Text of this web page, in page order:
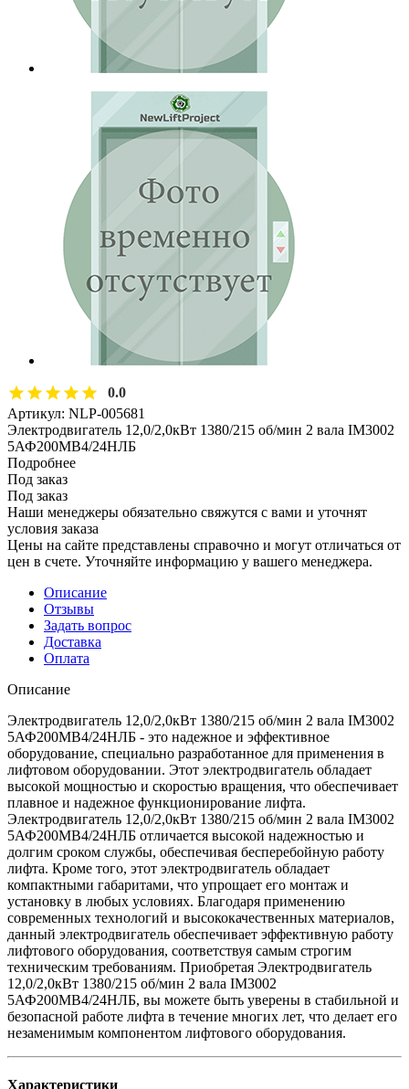
0.0
Артикул: NLP-005681
Электродвигатель 12,0/2,0кВт 1380/215 об/мин 2 вала IM3002
5АФ200МВ4/24НЛБ
Подробнее
Под заказ
Под заказ
Наши менеджеры обязательно свяжутся с вами и уточнят
условия заказа
Цены на сайте представлены справочно и могут отличаться от
цен в счете. Уточняйте информацию у вашего менеджера.
Описание
Отзывы
Задать вопрос
Доставка
Оплата
Описание
Электродвигатель 12,0/2,0кВт 1380/215 об/мин 2 вала IM3002
5АФ200МВ4/24НЛБ - это надежное и эффективное
оборудование, специально разработанное для применения в
лифтовом оборудовании. Этот электродвигатель обладает
высокой мощностью и скоростью вращения, что обеспечивает
плавное и надежное функционирование лифта.
Электродвигатель 12,0/2,0кВт 1380/215 об/мин 2 вала IM3002
5АФ200МВ4/24НЛБ отличается высокой надежностью и
долгим сроком службы, обеспечивая бесперебойную работу
лифта. Кроме того, этот электродвигатель обладает
компактными габаритами, что упрощает его монтаж и
установку в любых условиях. Благодаря применению
современных технологий и высококачественных материалов,
данный электродвигатель обеспечивает эффективную работу
лифтового оборудования, соответствуя самым строгим
техническим требованиям. Приобретая Электродвигатель
12,0/2,0кВт 1380/215 об/мин 2 вала IM3002
5АФ200МВ4/24НЛБ, вы можете быть уверены в стабильной и
безопасной работе лифта в течение многих лет, что делает его
незаменимым компонентом лифтового оборудования.
Характеристики